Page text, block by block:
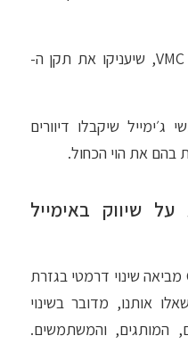
לקבל על הלוגו אישור VMC, שיעניקו את תקן ה-
שיקבלו דיוורים
בהם את הוי הכחול.
שיווק באימייל
כניסתו של הוי הכחול של Gmail מביאה שינוי דרמטי בגזרת
אותנו, מדובר בשינוי
המותגים, והמשתמשים.